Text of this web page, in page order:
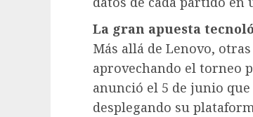
La gran apuesta
Más allá de Lenovo,
aprovechando el torneo
anunció el 5 de junio
desplegando su